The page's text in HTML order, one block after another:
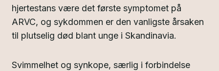
hjertestans være det første symptomet på
ARVC, og sykdommen er den vanligste årsaken
til plutselig død blant unge i Skandinavia.
Svimmelhet og synkope, særlig i forbindelse